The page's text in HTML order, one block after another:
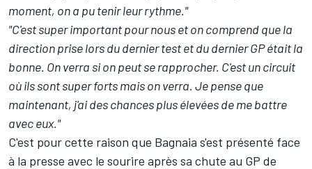
moment, on a pu tenir leur rythme."
"C'est super important pour nous et on comprend que la
direction prise lors du dernier test et du dernier GP était la
bonne. On verra si on peut se rapprocher. C'est un circuit
où ils sont super forts mais on verra. Je pense que
maintenant, j'ai des chances plus élevées de me battre
avec eux."
C'est pour cette raison que Bagnaia s'est présenté face
à la presse avec le sourire après sa chute au GP de